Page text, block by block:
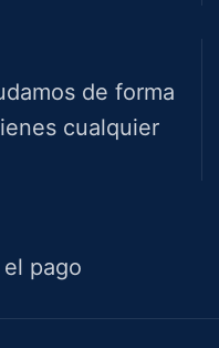
de forma
cualquier
pago